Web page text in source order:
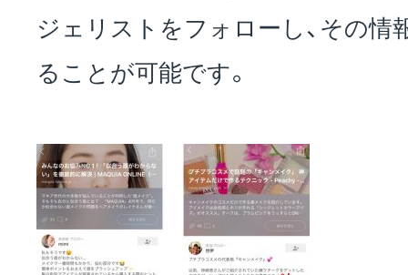
ジェリストをフォローし、その
ることが可能です。